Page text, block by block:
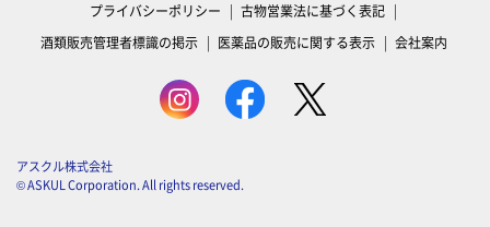
プライバシーポリシー
古物営業法に基づく表記
酒類販売管理者標識の掲示
医薬品の販売に関する表示 会社案内
アスクル株式会社
© ASKUL Corporation. All rights reserved.